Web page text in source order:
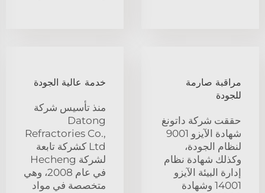
مراقبة صارمة
للجودة
حققت شركة داتونغ
شهادة الآيزو 9001
لنظام الجودة،
وكذلك شهادة نظام
إدارة البيئة الآيزو
14001 وشهادة
خدمة عالية الجودة
منذ تأسيس شركة
Datong
Refractories Co.,
Ltd كشركة تابعة
لشركة Hecheng
في عام 2008، وهي
متخصصة في مواد